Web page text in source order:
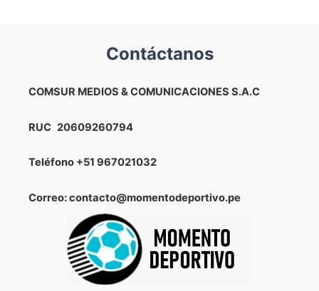
Contáctanos
COMSUR MEDIOS & COMUNICACIONES S.A.C
RUC 20609260794
Teléfono +51 967021032
Correo: contacto@momentodeportivo.pe